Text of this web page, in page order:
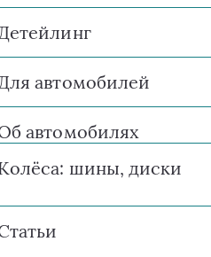
автомобилей
автомобилях
шины, диски